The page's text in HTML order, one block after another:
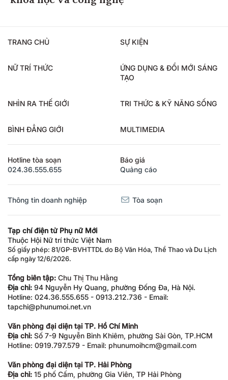
TRANG CHỦ SỰ KIỆN
NỮ TRÍ THỨC
ỨNG DỤNG & ĐỔI MỚI SÁNG
TẠO
NHÌN RA THẾ GIỚI TRI THỨC & KỸ NĂNG SỐNG
BÌNH ĐẲNG GIỚI MULTIMEDIA
Hotline tòa soạn
024.36.555.655
Báo giá
Quảng cáo
Thông tin doanh nghiệp Tòa soạn
Tạp chí điện tử Phụ nữ Mới
Thuộc Hội Nữ trí thức Việt Nam
Số giấy phép: 81/GP-BVHTTDL do Bộ Văn Hóa, Thể Thao và Du Lịch
cấp ngày 12/6/2026.
Tổng biên tập: Chu Thị Thu Hằng
Địa chỉ: 94 Nguyễn Hy Quang, phường Đống Đa, Hà Nội.
Hotline: 024.36.555.655 - 0913.212.736 - Email:
tapchi@phunumoi.net.vn
Văn phòng đại diện tại TP. Hồ Chí Minh
Địa chỉ: Số 7-9 Nguyễn Bỉnh Khiêm, phường Sài Gòn, TP.HCM
Hotline: 0919.797.579 - Email: phunumoihcm@gmail.com
Văn phòng đại diện tại TP. Hải Phòng
Địa chỉ: 15 phố Cấm, phường Gia Viên, TP Hải Phòng